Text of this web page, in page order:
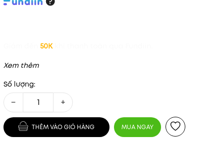
50K
Xem thêm
Số lượng:
− +
THÊM VÀO GIỎ HÀNG MUA NGAY